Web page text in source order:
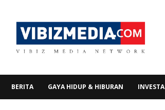
Vibizmedia.com
BERITA GAYA HIDUP & HIBURAN